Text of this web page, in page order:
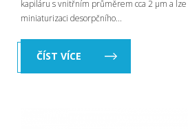
kapiláru s vnitřním průměrem cca 2 µm a lze
miniaturizaci desorpčního...
ČÍST VÍCE